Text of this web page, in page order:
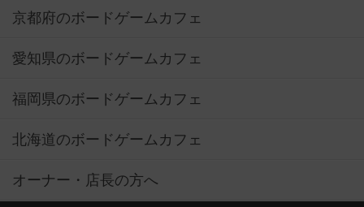
京都府のボードゲームカフェ
愛知県のボードゲームカフェ
福岡県のボードゲームカフェ
北海道のボードゲームカフェ
オーナー・店長の方へ